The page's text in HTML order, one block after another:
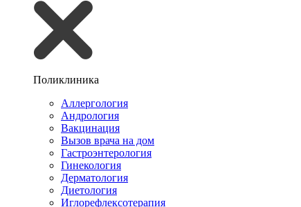
Поликлиника
Аллергология
Андрология
Вакцинация
Вызов врача на дом
Гастроэнтерология
Гинекология
Дерматология
Диетология
Иглорефлексотерапия